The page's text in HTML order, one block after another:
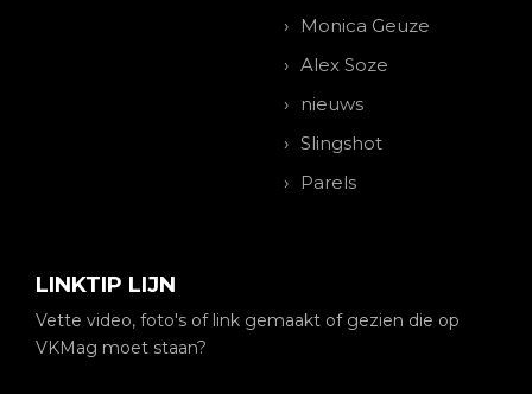
Monica Geuze
Alex Soze
nieuws
Slingshot
Parels
LINKTIP LIJN
Vette video, foto's of link gemaakt of gezien die op
VKMag moet staan?